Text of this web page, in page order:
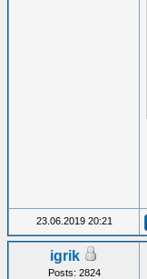
23.06.2019 20:21
igrik
Posts: 2824